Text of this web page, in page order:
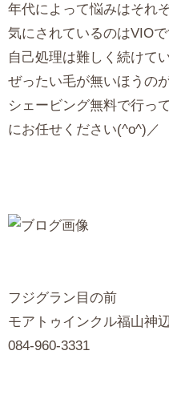
年代によって悩みはそれ
気にされているのはVIOで
自己処理は難しく続けて
ぜったい毛が無いほうの
シェービング無料で行っ
にお任せください(^o^)／
フジグラン目の前
モアトゥインクル福山神
084-960-3331